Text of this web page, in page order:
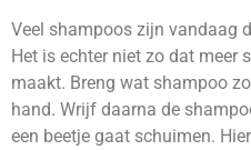
Veel shampoos zijn vandaag
Het is echter niet zo dat meer
maakt. Breng wat shampoo
hand. Wrijf daarna de
een beetje gaat schuimen.